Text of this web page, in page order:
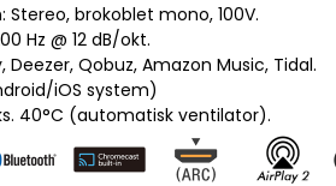
Stereo, brokoblet mono, 100V.
Hz @ 12 dB/okt.
Qobuz, Amazon Music, Tidal.
iOS system)
40°C (automatisk ventilator).